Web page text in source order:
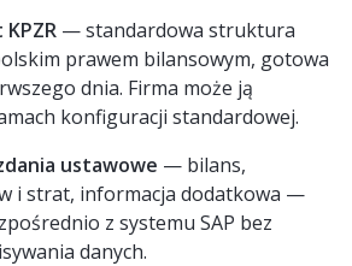
— standardowa struktura
prawem bilansowym, gotowa
dnia. Firma może ją
konfiguracji standardowej.
ustawowe — bilans,
i strat, informacja dodatkowa —
z systemu SAP bez
danych.